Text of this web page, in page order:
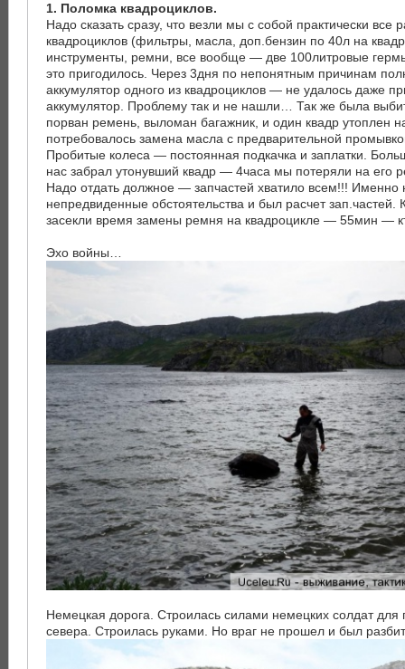
1. Поломка квадроциклов.
Надо сказать сразу, что везли мы с собой практически все
квадроциклов (фильтры, масла, доп.бензин по 40л на
инструменты, ремни, все вообще — две 100литровые
это пригодилось. Через 3дня по непонятным причинам
аккумулятор одного из квадроциклов — не удалось даже
аккумулятор. Проблему так и не нашли… Так же была
порван ремень, выломан багажник, и один квадр утоплен
потребовалось замена масла с предварительной
Пробитые колеса — постоянная подкачка и заплатки.
нас забрал утонувший квадр — 4часа мы потеряли на его
Надо отдать должное — запчастей хватило всем!!! Именно
непредвиденные обстоятельства и был расчет зап.частей.
засекли время замены ремня на квадроцикле — 55мин —
Эхо войны…
Немецкая дорога. Строилась силами немецких солдат для
севера. Строилась руками. Но враг не прошел и был